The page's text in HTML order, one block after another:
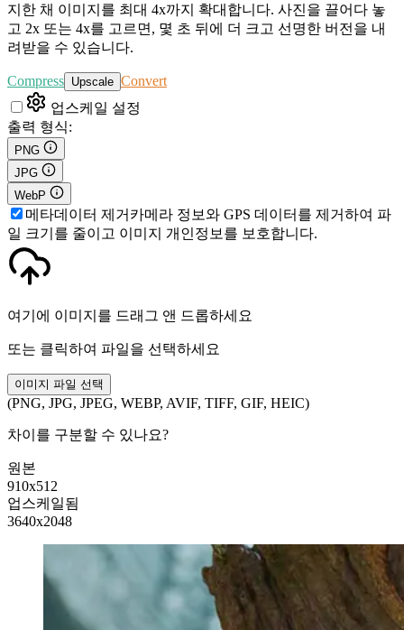
지한 채 이미지를 최대 4x까지 확대합니다. 사진을 끌어다 놓
고 2x 또는 4x를 고르면, 몇 초 뒤에 더 크고 선명한 버전을 내
려받을 수 있습니다.
Compress Upscale Convert
업스케일 설정
출력 형식:
PNG
JPG
WebP
메타데이터 제거 카메라 정보와 GPS 데이터를 제거하여 파
일 크기를 줄이고 이미지 개인정보를 보호합니다.
여기에 이미지를 드래그 앤 드롭하세요
또는 클릭하여 파일을 선택하세요
이미지 파일 선택
(PNG, JPG, JPEG, WEBP, AVIF, TIFF, GIF, HEIC)
차이를 구분할 수 있나요?
원본
910x512
업스케일됨
3640x2048